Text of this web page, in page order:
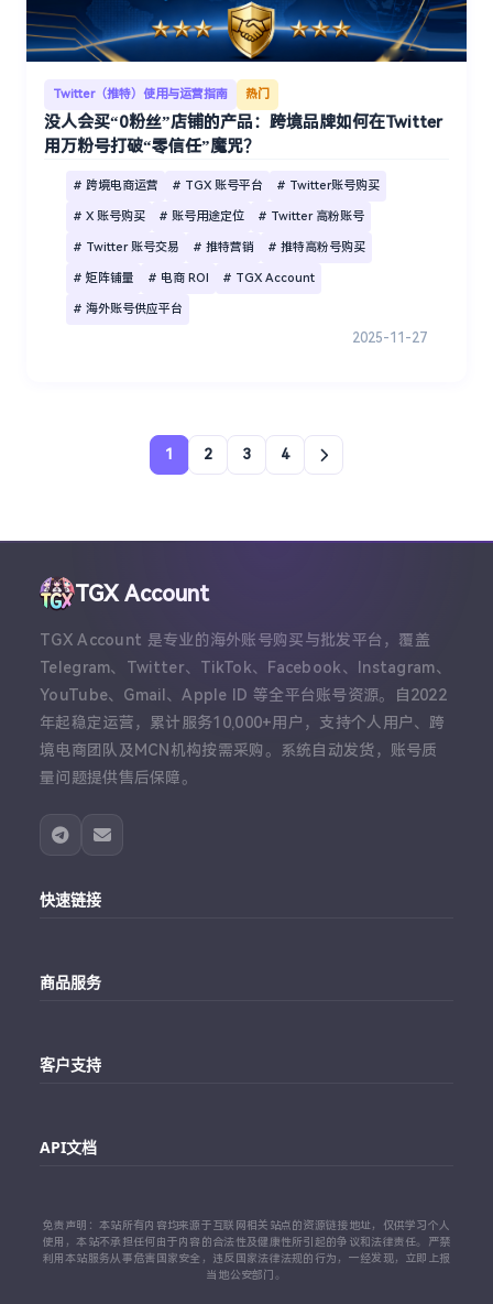
Twitter（推特）使用与运营指南 热门
没人会买“0粉丝”店铺的产品：跨境品牌如何在Twitter
用万粉号打破“零信任”魔咒？
# 跨境电商运营 # TGX 账号平台 # Twitter账号购买
# X 账号购买 # 账号用途定位 # Twitter 高粉账号
# Twitter 账号交易 # 推特营销 # 推特高粉号购买
# 矩阵铺量 # 电商 ROI # TGX Account
# 海外账号供应平台
2025-11-27
1 2 3 4
TGX Account
TGX Account 是专业的海外账号购买与批发平台，覆盖
Telegram、Twitter、TikTok、Facebook、Instagram、
YouTube、Gmail、Apple ID 等全平台账号资源。自2022
年起稳定运营，累计服务10,000+用户，支持个人用户、跨
境电商团队及MCN机构按需采购。系统自动发货，账号质
量问题提供售后保障。
快速链接
订单查询
商品服务
Facebook账号购买
TikTok账号购买
客户支持
API文档
API 接口文档
代理对接文档
免责声明：本站所有内容均来源于互联网相关站点的资源链接地址，仅供学习个人
使用，本站不承担任何由于内容的合法性及健康性所引起的争议和法律责任。严禁
利用本站服务从事危害国家安全，违反国家法律法规的行为，一经发现，立即上报
当地公安部门。